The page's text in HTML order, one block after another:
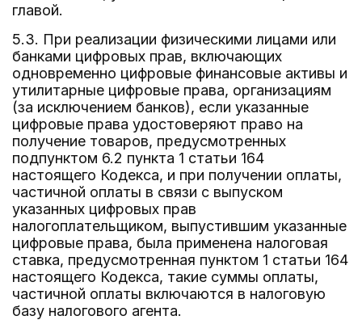
главой.
5.3. При реализации физическими лицами или
банками цифровых прав, включающих
одновременно цифровые финансовые активы и
утилитарные цифровые права, организациям
(за исключением банков), если указанные
цифровые права удостоверяют право на
получение товаров, предусмотренных
подпунктом 6.2 пункта 1 статьи 164
настоящего Кодекса, и при получении оплаты,
частичной оплаты в связи с выпуском
указанных цифровых прав
налогоплательщиком, выпустившим указанные
цифровые права, была применена налоговая
ставка, предусмотренная пунктом 1 статьи 164
настоящего Кодекса, такие суммы оплаты,
частичной оплаты включаются в налоговую
базу налогового агента.